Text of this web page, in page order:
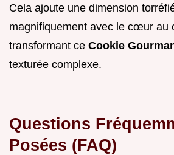
Cela ajoute une dimension
magnifiquement avec le cœur au
transformant ce Cookie
texturée complexe.
Questions
Posées (FAQ)